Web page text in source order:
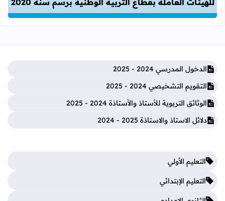
للهيئات العاملة بقطاع التربية الوطنية برسم سنة 2020
الدخول المدرسي 2024 - 2025
التقويم التشخيصي 2024 - 2025
الوثائق التربوية للأستاذ والأستاذة 2024 - 2025
دلائل الاستاذ والاستاذة 2025 - 2024
التعليم الأولي
التعليم الإبتدائي